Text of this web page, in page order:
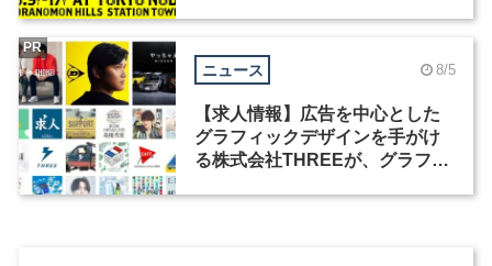
ニュース 8/5
【求人情報】広告を中心とした
グラフィックデザインを手がけ
る株式会社THREEが、グラフィ
PR